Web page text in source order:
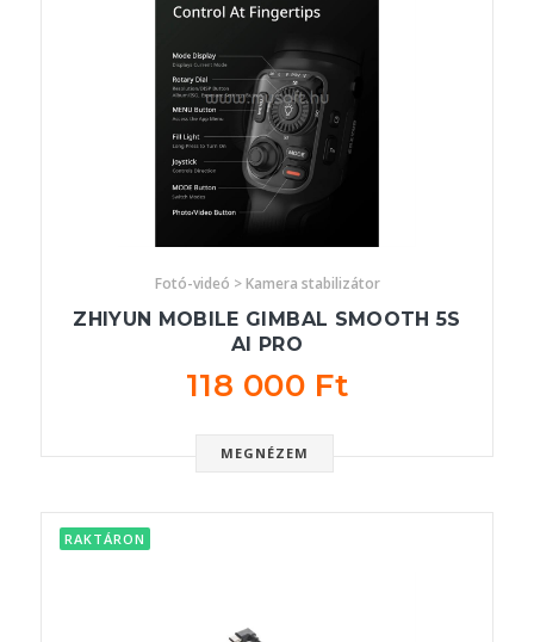
Fotó-videó > Kamera stabilizátor
ZHIYUN MOBILE GIMBAL SMOOTH 5S
AI PRO
118 000 Ft
MEGNÉZEM
RAKTÁRON